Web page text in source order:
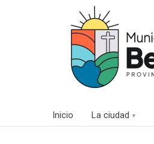
Inicio La ciudad